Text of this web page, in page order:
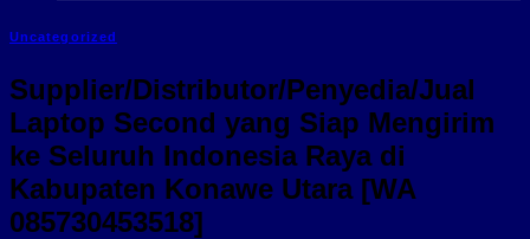
Uncategorized
Supplier/Distributor/Penyedia/Jual
Laptop Second yang Siap Mengirim
ke Seluruh Indonesia Raya di
Kabupaten Konawe Utara [WA
085730453518]